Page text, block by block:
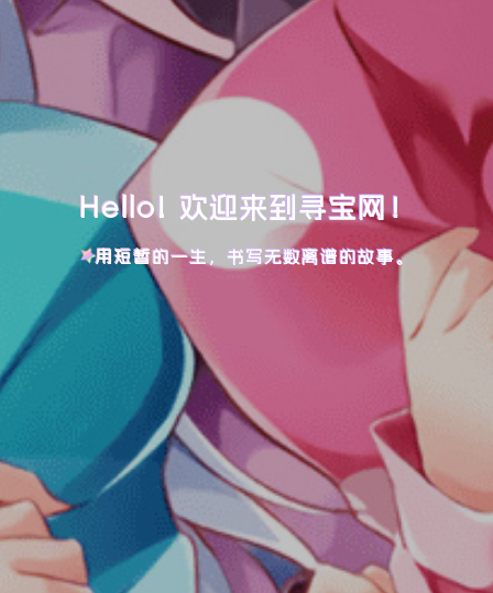
Hello! 欢迎来到寻宝网！
用短暂的一生，书写无数离谱的故事。